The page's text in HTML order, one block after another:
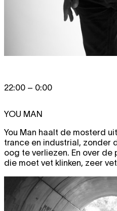
22:00 – 0:00
YOU MAN
You Man haalt de mosterd
trance en industrial, zonder
oog te verliezen. En over de
die moet vet klinken, zeer